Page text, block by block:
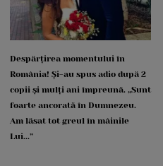
Despărțirea momentului în
România! Și-au spus adio după 2
copii și mulți ani împreună. „Sunt
foarte ancorată în Dumnezeu.
Am lăsat tot greul în mâinile
Lui...”